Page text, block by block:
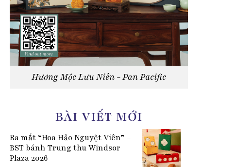
Hương Mộc Lưu Niên - Pan Pacific
BÀI VIẾT MỚI
Ra mắt “Hoa Hảo Nguyệt Viên” –
BST bánh Trung thu Windsor
Plaza 2026